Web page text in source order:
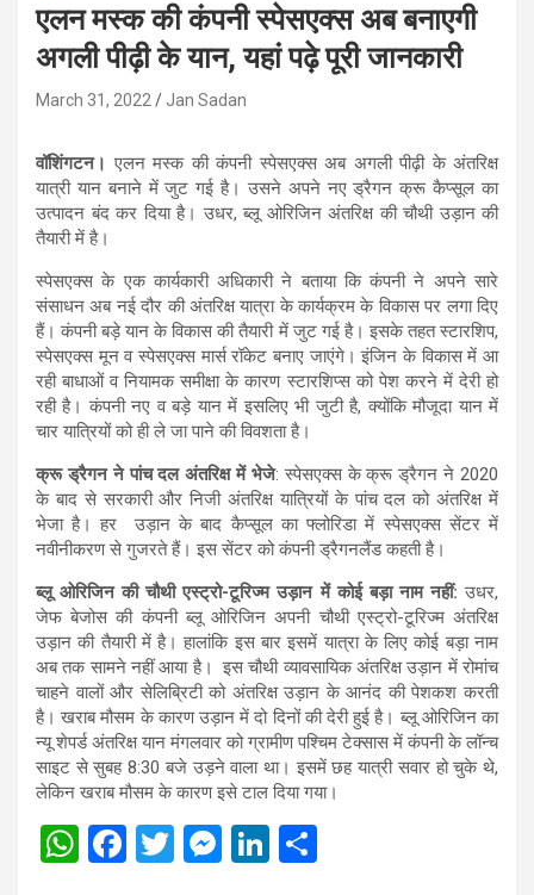
एलन मस्क की कंपनी स्पेसएक्स अब बनाएगी
अगली पीढ़ी के यान, यहां पढ़े पूरी जानकारी
March 31, 2022 Jan Sadan
वॉशिंगटन। एलन मस्क की कंपनी स्पेसएक्स अब अगली पीढ़ी के अंतरिक्ष
यात्री यान बनाने में जुट गई है। उसने अपने नए ड्रैगन क्रू कैप्सूल का
उत्पादन बंद कर दिया है। उधर, ब्लू ओरिजिन अंतरिक्ष की चौथी उड़ान की
तैयारी में है।
स्पेसएक्स के एक कार्यकारी अधिकारी ने बताया कि कंपनी ने अपने सारे
संसाधन अब नई दौर की अंतरिक्ष यात्रा के कार्यक्रम के विकास पर लगा दिए
हैं। कंपनी बड़े यान के विकास की तैयारी में जुट गई है। इसके तहत स्टारशिप,
स्पेसएक्स मून व स्पेसएक्स मार्स रॉकेट बनाए जाएंगे। इंजिन के विकास में आ
रही बाधाओं व नियामक समीक्षा के कारण स्टारशिप्स को पेश करने में देरी हो
रही है। कंपनी नए व बड़े यान में इसलिए भी जुटी है, क्योंकि मौजूदा यान में
चार यात्रियों को ही ले जा पाने की विवशता है।
क्रू ड्रैगन ने पांच दल अंतरिक्ष में भेजे: स्पेसएक्स के क्रू ड्रैगन ने 2020
के बाद से सरकारी और निजी अंतरिक्ष यात्रियों के पांच दल को अंतरिक्ष में
भेजा है। हर उड़ान के बाद कैप्सूल का फ्लोरिडा में स्पेसएक्स सेंटर में
नवीनीकरण से गुजरते हैं। इस सेंटर को कंपनी ड्रैगनलैंड कहती है।
ब्लू ओरिजिन की चौथी एस्ट्रो-टूरिज्म उड़ान में कोई बड़ा नाम नहीं:उधर,
जेफ बेजोस की कंपनी ब्लू ओरिजिन अपनी चौथी एस्ट्रो-टूरिज्म अंतरिक्ष
उड़ान की तैयारी में है। हालांकि इस बार इसमें यात्रा के लिए कोई बड़ा नाम
अब तक सामने नहीं आया है। इस चौथी व्यावसायिक अंतरिक्ष उड़ान में रोमांच
चाहने वालों और सेलिब्रिटी को अंतरिक्ष उड़ान के आनंद की पेशकश करती
है। खराब मौसम के कारण उड़ान में दो दिनों की देरी हुई है। ब्लू ओरिजिन का
न्यू शेपर्ड अंतरिक्ष यान मंगलवार को ग्रामीण पश्चिम टेक्सास में कंपनी के लॉन्च
साइट से सुबह 8:30 बजे उड़ने वाला था। इसमें छह यात्री सवार हो चुके थे,
लेकिन खराब मौसम के कारण इसे टाल दिया गया।
W F
T
M Li